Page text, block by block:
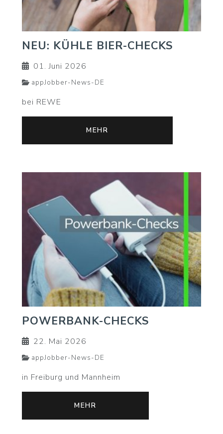
NEU: KÜHLE BIER-CHECKS
01. Juni 2026
appJobber-News-DE
bei REWE
MEHR
POWERBANK-CHECKS
22. Mai 2026
appJobber-News-DE
in Freiburg und Mannheim
MEHR